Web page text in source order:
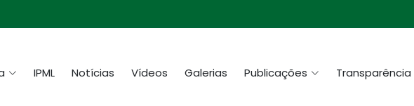
IPML Notícias Vídeos Galerias Publicações Transparência